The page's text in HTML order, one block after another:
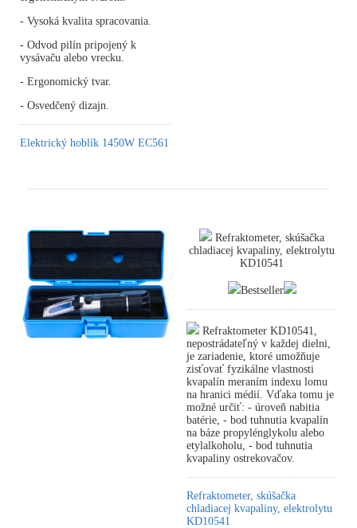
- Vysoká kvalita spracovania.
- Odvod pilín pripojený k
vysávaču alebo vrecku.
- Ergonomický tvar.
- Osvedčený dizajn.
Elektrický hoblík 1450W EC561
Refraktometer, skúšačka
chladiacej kvapaliny, elektrolytu
KD10541
Bestseller
Refraktometer KD10541,
nepostrádateľný v každej dielni,
je zariadenie, ktoré umožňuje
zisťovať fyzikálne vlastnosti
kvapalín meraním indexu lomu
na hranici médií. Vďaka tomu je
možné určiť: - úroveň nabitia
batérie, - bod tuhnutia kvapalín
na báze propylénglykolu alebo
etylalkoholu, - bod tuhnutia
kvapaliny ostrekovačov.
Refraktometer, skúšačka
chladiacej kvapaliny, elektrolytu
KD10541